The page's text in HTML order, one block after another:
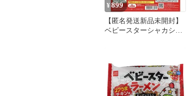
¥899
【匿名発送新品未開封】
ベビースターシャカシャ